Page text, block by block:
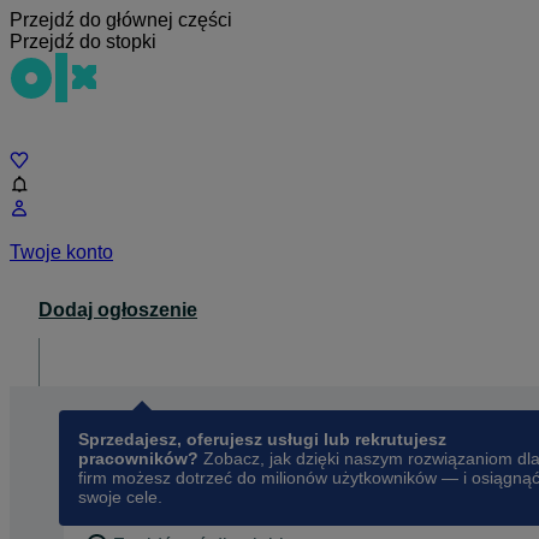
Przejdź do głównej części
Przejdź do stopki
Twoje konto
Dodaj ogłoszenie
Sprzedajesz, oferujesz usługi lub rekrutujesz
pracowników? Zobacz, jak dzięki naszym rozwiązaniom dla
firm możesz dotrzeć do milionów użytkowników — i osiągnąć
swoje cele.